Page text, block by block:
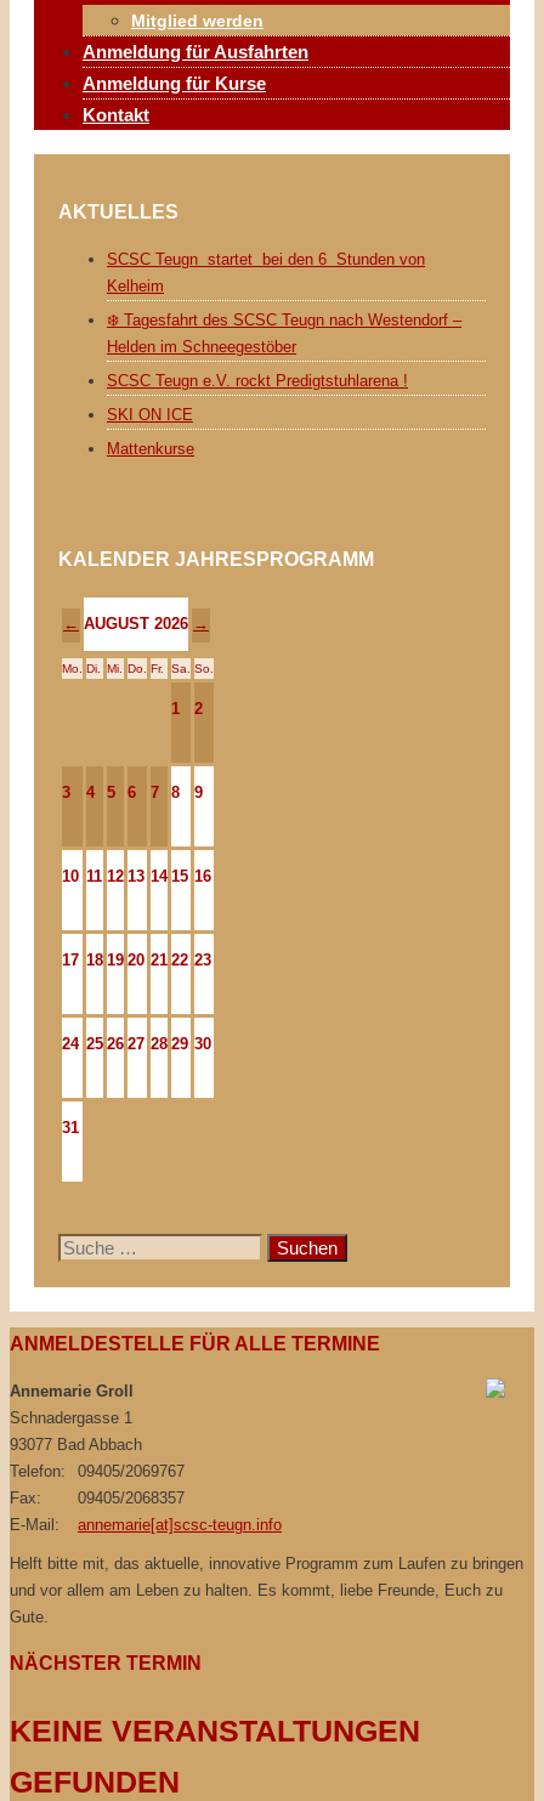
Mitglied werden
Anmeldung für Ausfahrten
Anmeldung für Kurse
Kontakt
AKTUELLES
SCSC Teugn startet bei den 6 Stunden von
Kelheim
❄️ Tagesfahrt des SCSC Teugn nach Westendorf –
Helden im Schneegestöber
SCSC Teugn e.V. rockt Predigtstuhlarena !
SKI ON ICE
Mattenkurse
KALENDER JAHRESPROGRAMM
← AUGUST 2026 →
Mo. Di. Mi. Do. Fr. Sa. So.
1 2
3 4 5 6 7 8 9
10 11 12 13 14 15 16
17 18 19 20 21 22 23
24 25 26 27 28 29 30
31
Suche
ANMELDESTELLE FÜR ALLE TERMINE
Annemarie Groll
Schnadergasse 1
93077 Bad Abbach
Telefon:
09405/2069767
Fax:
09405/2068357
E-Mail:
annemarie[at]scsc-teugn.info
Helft bitte mit, das aktuelle, innovative Programm zum Laufen zu bringen
und vor allem am Leben zu halten. Es kommt, liebe Freunde, Euch zu
Gute.
NÄCHSTER TERMIN
KEINE VERANSTALTUNGEN
GEFUNDEN